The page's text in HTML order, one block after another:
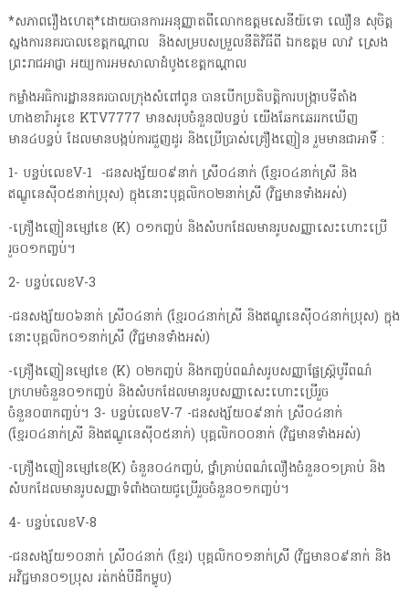
*សភាពរឿងហេតុ*ដោយបានការអនុញ្ញាតពីលោកឧត្តមសេនីយ៍ទោ ឈឿន សុចិត្ត
ស្នងការនគរបាលខេត្តកណ្ដាល និងសម្របសម្រួលនីតិវិធីពី ឯកឧត្តម លាវ ស្រេង
ព្រះរាជអាជ្ញា អយ្យការអមសាលាដំបូងខេត្តកណ្ដាល
កម្លាំងអធិការដ្ឋាននគរបាលក្រុងសំពៅពូន បានបើកប្រតិបត្តិការបង្ក្រាបទីតាំង
ហាងខារ៉ាអូខេ KTV7777 មានសរុបចំនួន៧បន្ទប់ យើងឆែកឆេររកឃើញ
មាន៤បន្ទប់ ដែលមានបង្កប់ការជួញដូរ និងប្រើប្រាស់គ្រឿងញៀន រួមមានជាអាទិ៍ :
1- បន្ទប់លេខV-1 -ជនសង្ស័យ០៩នាក់ ស្រី០៤នាក់ (ខ្មែរ០៤នាក់ស្រី និង
ឥណ្ឌូនេស៊ី០៥នាក់ប្រុស) ក្នុងនោះបុគ្គលិក០២នាក់ស្រី (វិជ្ជមានទាំងអស់)
-គ្រឿងញៀនម្សៅខេ (K) ០១កញ្ចប់ និងសំបកដែលមានរូបសញ្ញាសេះហោះប្រើ
រួច០១កញ្ចប់។
2- បន្ទប់លេខV-3
-ជនសង្ស័យ០៦នាក់ ស្រី០៤នាក់ (ខ្មែរ០៤នាក់ស្រី និងឥណ្ឌូនេស៊ី០៤នាក់ប្រុស) ក្នុង
នោះបុគ្គលិក០១នាក់ស្រី (វិជ្ជមានទាំងអស់)
-គ្រឿងញៀនម្សៅខេ (K) ០២កញ្ចប់ និងកញ្ចប់ពណ៌សរូបសញ្ញាផ្លែស្ត្រ៊បូរីពណ៌
ក្រហមចំនួន០១កញ្ចប់ និងសំបកដែលមានរូបសញ្ញាសេះហោះប្រើរួច
ចំនួន០៣កញ្ចប់។ 3- បន្ទប់លេខV-7 -ជនសង្ស័យ០៩នាក់ ស្រី០៤នាក់
(ខ្មែរ០៤នាក់ស្រី និងឥណ្ឌូនេស៊ី០៥នាក់) បុគ្គលិក០០នាក់ (វិជ្ជមានទាំងអស់)
-គ្រឿងញៀនម្សៅខេ(K) ចំនួន០៤កញ្ចប់, ថ្នាំគ្រាប់ពណ៌លឿងចំនួន០១គ្រាប់ និង
សំបកដែលមានរូបសញ្ញាទំពាំងបាយជូប្រើរួចចំនួន០១កញ្ចប់។
4- បន្ទប់លេខV-8
-ជនសង្ស័យ១០នាក់ ស្រី០៤នាក់ (ខ្មែរ) បុគ្គលិក០១នាក់ស្រី (វិជ្ជមាន០៩នាក់ និង
អវិជ្ជមាន០១ប្រុស រត់កង់បីដឹកម្ហូប)